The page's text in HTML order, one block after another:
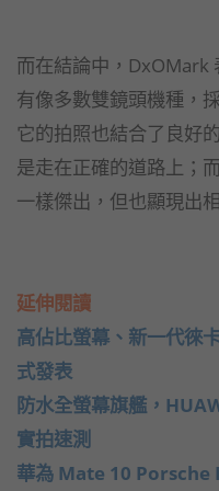
而在結論中，DxOMark
有像多數雙鏡頭機種，
它的拍照也結合了良好
是走在正確的道路上；
一樣傑出，但也顯現出
延伸閱讀
高佔比螢幕、新一代徠
式發表
防水全螢幕旗艦，
實拍速測
華為 Mate 10 Porsche